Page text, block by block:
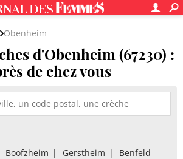
Obenheim
d'Obenheim (67230) :
de chez vous
Boofzheim Gerstheim Benfeld